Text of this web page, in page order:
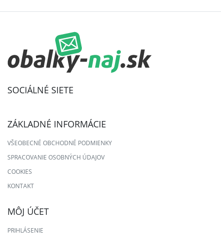
SOCIÁLNÉ SIETE
ZÁKLADNÉ INFORMÁCIE
VŠEOBECNÉ OBCHODNÉ PODMIENKY
SPRACOVANIE OSOBNÝCH ÚDAJOV
COOKIES
KONTAKT
MÔJ ÚČET
PRIHLÁSENIE